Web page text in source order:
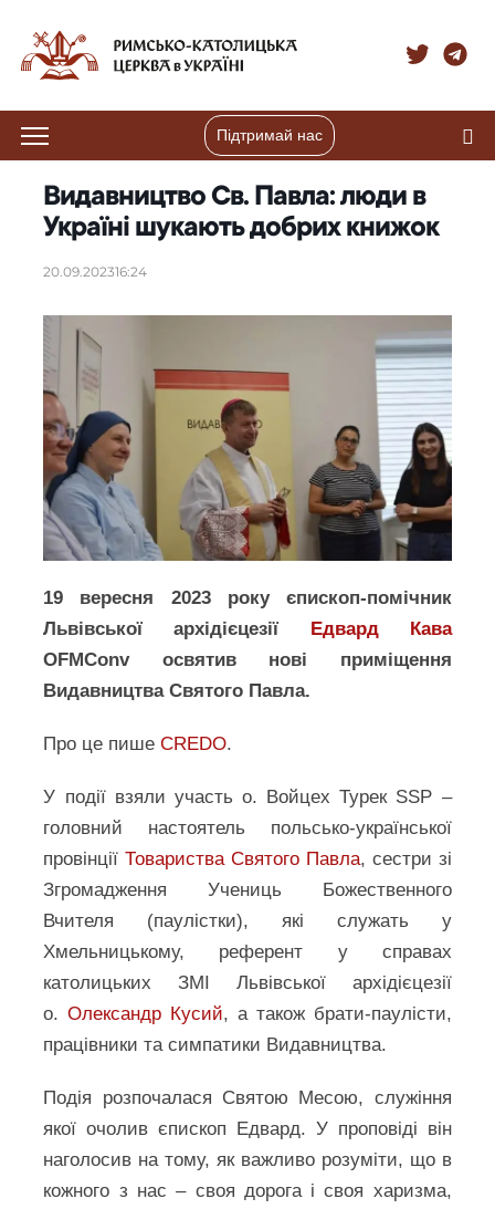
Підтримай нас
Видавництво Св. Павла: люди в
Україні шукають добрих книжок
20.09.202316:24
19 вересня 2023 року єпископ-помічник
Львівської архідієцезії Едвард Кава
OFMConv освятив нові приміщення
Видавництва Святого Павла.
Про це пишеCREDO.
У події взяли участь о. Войцех Турек SSP –
головний настоятель польсько-української
провінціїТовариства Святого Павла, сестри зі
Згромадження Учениць Божественного
Вчителя (паулістки), які служать у
Хмельницькому, референт у справах
католицьких ЗМІ Львівської архідієцезії
о.Олександр Кусий, а також брати-паулісти,
працівники та симпатики Видавництва.
Подія розпочалася Святою Месою, служіння
якої очолив єпископ Едвард. У проповіді він
наголосив на тому, як важливо розуміти, що в
кожного з нас – своя дорога і своя харизма,